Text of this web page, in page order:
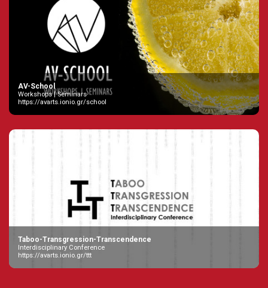
AV-School
Workshops | Seminars
https://avarts.ionio.gr/school
Taboo-Transgression-Transcendence
Interdisciplinary Conference
https://avarts.ionio.gr/ttt